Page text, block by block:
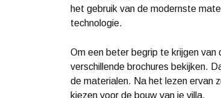
het gebruik van de modernste
technologie.
Om een ​​beter begrip te krijgen
verschillende brochures bekijken.
de materialen. Na het lezen ervan
kiezen voor de bouw van je villa.